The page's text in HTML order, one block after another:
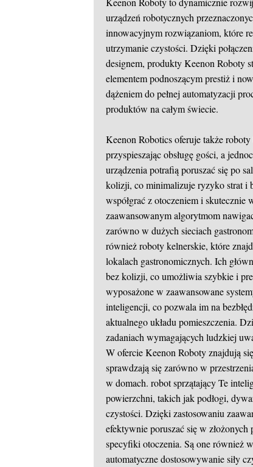
urządzeń robotycznych
innowacyjnym rozwiązaniom, które
utrzymanie czystości. Dzięki
designem, produkty Keenon Roboty
elementem podnoszącym prestiż i
dążeniem do pełnej automatyzacji
produktów na całym świecie.
Keenon Robotics oferuje także
przyspieszając obsługę gości, a
urządzenia potrafią poruszać się po
kolizji, co minimalizuje ryzyko strat i
współgrać z otoczeniem i
zaawansowanym algorytmom
zarówno w dużych sieciach
również roboty kelnerskie, które
lokalach gastronomicznych. Ich
bez kolizji, co umożliwia szybkie i
wyposażone w zaawansowane
inteligencji, co pozwala im na
aktualnego układu pomieszczenia.
zadaniach wymagających ludzkiej
W ofercie Keenon Roboty znajdują
sprawdzają się zarówno w
w domach.robot sprzątającyTe
powierzchni, takich jak podłogi,
czystości. Dzięki zastosowaniu
efektywnie poruszać się w
specyfiki otoczenia. Są one również
automatyczne dostosowywanie siły